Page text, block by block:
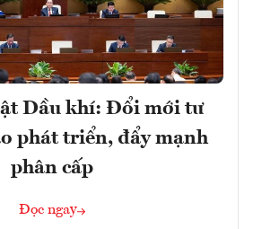
Dầu khí: Đổi mới tư
phát triển, đẩy mạnh
phân cấp
Đọc ngay